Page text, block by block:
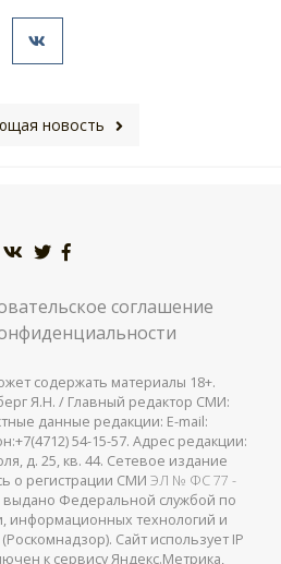
новость
соглашение
содержать материалы 18+.
Я.Н. / Главный редактор СМИ:
данные редакции: E-mail:
54-15-57. Адрес редакции:
д. 25, кв. 44. Сетевое издание
о регистрации СМИ ЭЛ № ФС 77 -
выдано Федеральной службой по
информационных технологий и
Сайт использует IP
к сервису Яндекс.Метрика,